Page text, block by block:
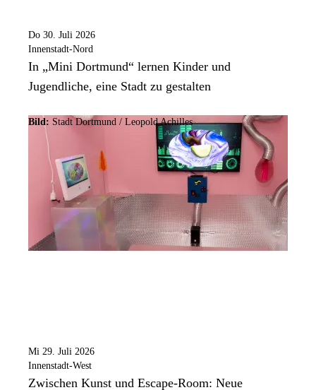
Do 30. Juli 2026
Innenstadt-Nord
In „Mini Dortmund“ lernen Kinder und
Jugendliche, eine Stadt zu gestalten
Bild: Stadt Dortmund / Leopold Achilles
Mi 29. Juli 2026
Innenstadt-West
Zwischen Kunst und Escape-Room: Neue